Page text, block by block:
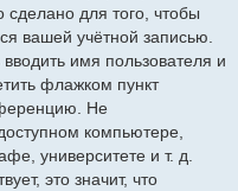
сделано для того, чтобы
вашей учётной записью.
имя пользователя и
флажком пункт
Не
компьютере,
университете и т. д.
это значит, что